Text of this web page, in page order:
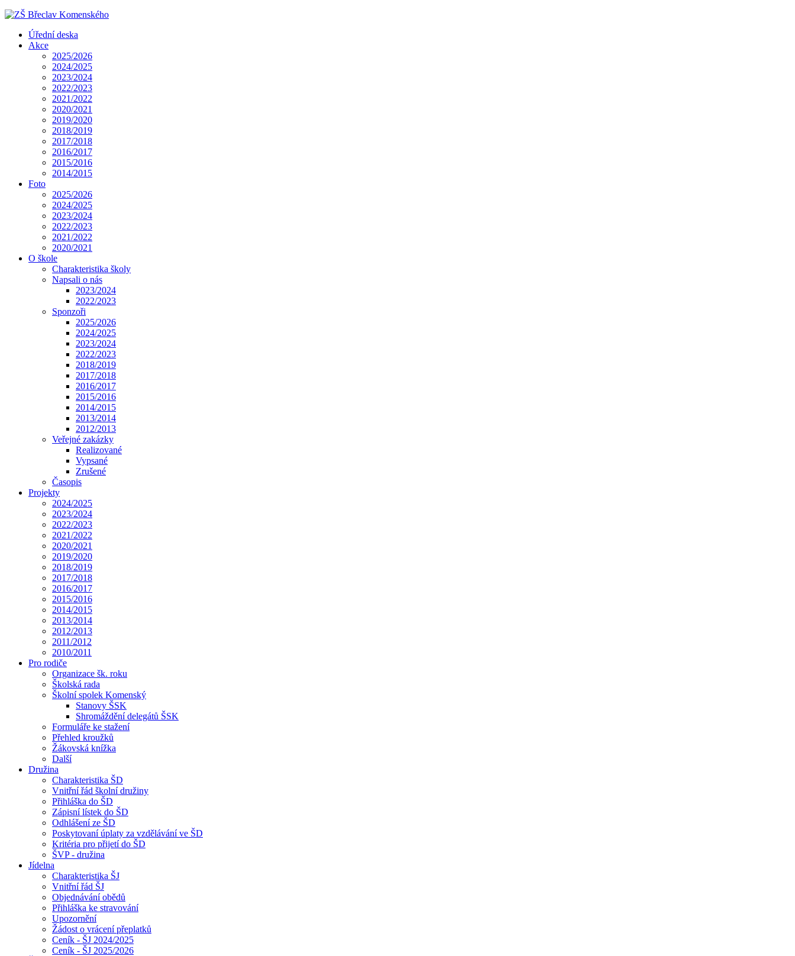
Úřední deska
Akce
2025/2026
2024/2025
2023/2024
2022/2023
2021/2022
2020/2021
2019/2020
2018/2019
2017/2018
2016/2017
2015/2016
2014/2015
Foto
2025/2026
2024/2025
2023/2024
2022/2023
2021/2022
2020/2021
O škole
Charakteristika školy
Napsali o nás
2023/2024
2022/2023
Sponzoři
2025/2026
2024/2025
2023/2024
2022/2023
2018/2019
2017/2018
2016/2017
2015/2016
2014/2015
2013/2014
2012/2013
Veřejné zakázky
Realizované
Vypsané
Zrušené
Časopis
Projekty
2024/2025
2023/2024
2022/2023
2021/2022
2020/2021
2019/2020
2018/2019
2017/2018
2016/2017
2015/2016
2014/2015
2013/2014
2012/2013
2011/2012
2010/2011
Pro rodiče
Organizace šk. roku
Školská rada
Školní spolek Komenský
Stanovy ŠSK
Shromáždění delegátů ŠSK
Formuláře ke stažení
Přehled kroužků
Žákovská knížka
Další
Družina
Charakteristika ŠD
Vnitřní řád školní družiny
Přihláška do ŠD
Zápisní lístek do ŠD
Odhlášení ze ŠD
Poskytovaní úplaty za vzdělávání ve ŠD
Kritéria pro přijetí do ŠD
ŠVP - družina
Jídelna
Charakteristika ŠJ
Vnitřní řád ŠJ
Objednávání obědů
Přihláška ke stravování
Upozornění
Žádost o vrácení přeplatků
Ceník - ŠJ 2024/2025
Ceník - ŠJ 2025/2026